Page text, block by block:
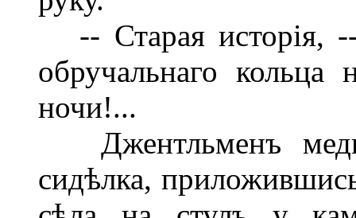
-- Старая исторія, --
обручальнаго
ночи!...
Джентльменъ
сидѣлка,